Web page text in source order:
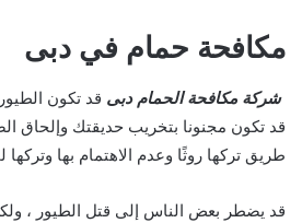
مكافحة حمام في دبى
شركة مكافحة الحمام دبى قد تكون
قد تكون مجنونا بتخريب حديقتك وإلحاق
طريق تركها روثًا وعدم الاهتمام بها
قد يضطر بعض الناس إلى قتل الطيور ،